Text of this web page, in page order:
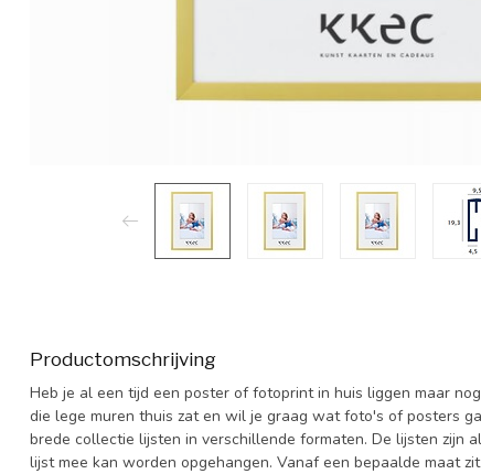
Productomschrijving
Heb je al een tijd een poster of fotoprint in huis liggen maar
die lege muren thuis zat en wil je graag wat foto's of posters
brede collectie lijsten in verschillende formaten. De lijsten zijn
lijst mee kan worden opgehangen. Vanaf een bepaalde maat